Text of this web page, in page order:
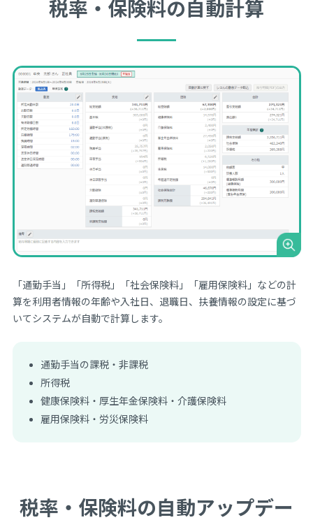
税率・保険料の自動計算
「通勤手当」「所得税」「社会保険料」「雇用保険料」などの計
算を利用者情報の年齢や入社日、退職日、扶養情報の設定に基づ
いてシステムが自動で計算します。
通勤手当の課税・非課税
所得税
健康保険料・厚生年金保険料・介護保険料
雇用保険料・労災保険料
税率・保険料の自動アップデー